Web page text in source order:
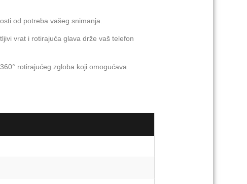
od potreba vašeg snimanja.
vrat i rotirajuća glava drže vaš telefon
rotirajućeg zgloba koji omogućava